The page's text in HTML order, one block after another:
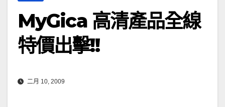
MyGica 高清產品全線
特價出擊!!
二月 10, 2009